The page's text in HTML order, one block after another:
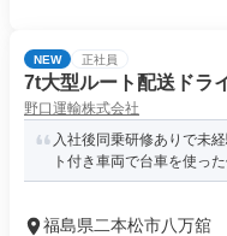
NEW 正社員
7t大型ルート配送ドラ
野口運輸株式会社
入社後同乗研修ありで未
ト付き車両で台車を使っ
福島県二本松市八万舘